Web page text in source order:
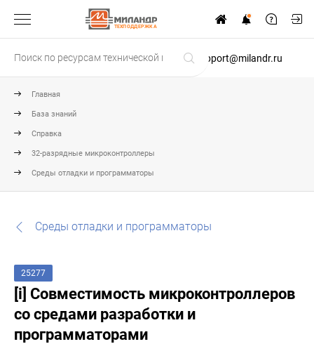
ТЕХПОДДЕРЖКА
support@milandr.ru
Главная
База знаний
Справка
32-разрядные микроконтроллеры
Среды отладки и программаторы
Среды отладки и программаторы
25277
[i] Совместимость микроконтроллеров
со средами разработки и
программаторами